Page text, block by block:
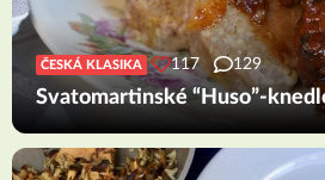
ČESKÁ KLASIKA 117 129
Svatomartinské “Huso”-